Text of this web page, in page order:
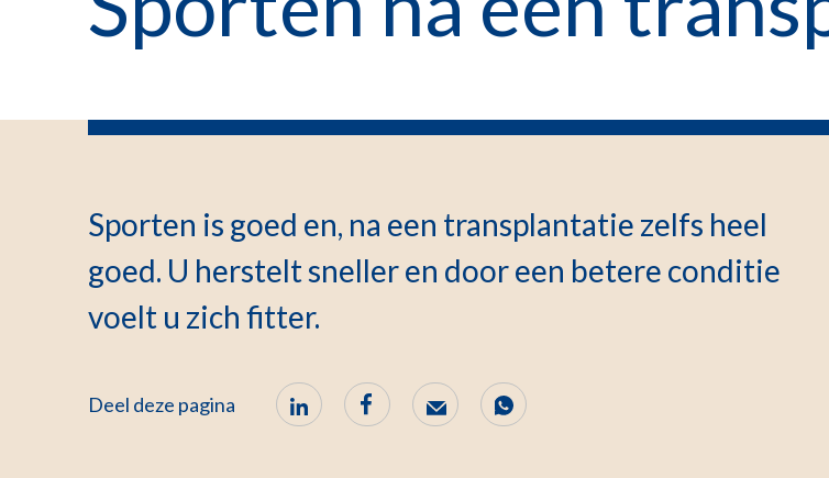
Sporten is goed en, na een transplantatie zelfs heel
goed. U herstelt sneller en door een betere conditie
voelt u zich fitter.
Deel deze pagina